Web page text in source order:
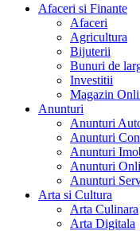
Afaceri si Finante
Afaceri
Agricultura
Bijuterii
Bunuri de
Investitii
Magazin
Anunturi
Anunturi
Anunturi
Anunturi
Anunturi
Anunturi
Arta si Cultura
Arta Culinara
Arta Digitala